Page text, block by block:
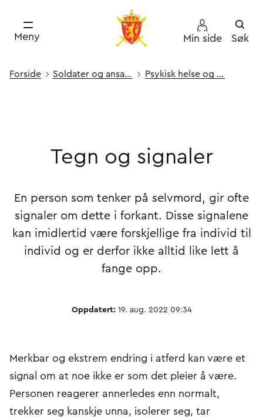
Meny Min side Søk
Forside Soldater og ansatte Psykisk helse og selvmords­­forebyggende arbeid i Forsvaret
Tegn og signaler
En person som tenker på selvmord, gir ofte
signaler om dette i forkant. Disse signalene
kan imidlertid være forskjellige fra individ til
individ og er derfor ikke alltid like lett å
fange opp.
Oppdatert:19. aug. 2022 09:34
Merkbar og ekstrem endring i atferd kan være et
signal om at noe ikke er som det pleier å være.
Personen reagerer annerledes enn normalt,
trekker seg kanskje unna, isolerer seg, tar